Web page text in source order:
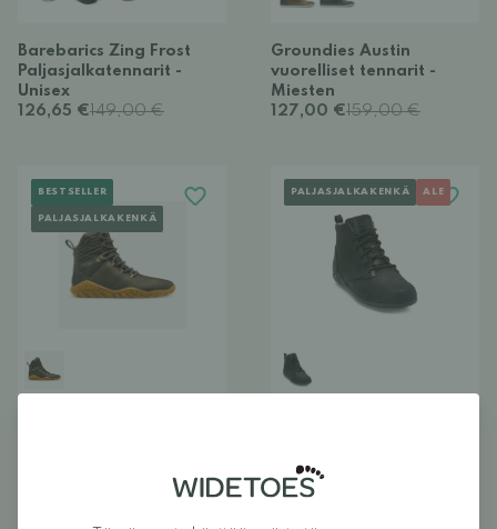
Barebarics Zing Frost
Paljasjalkatennarit -
Unisex
126,65 €149,00 €
Groundies Austin
vuorelliset tennarit -
Miesten
127,00 €159,00 €
BESTSELLER
PALJASJALKAKENKÄ
PALJASJALKAKENKÄ ALE
paljasjalkanilkkurit -
Miesten